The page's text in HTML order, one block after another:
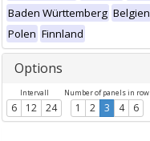
Baden Württemberg Belgien
Polen Finnland
Options
Intervall
6 12 24
Number of panels in row
1 2 3 4 6